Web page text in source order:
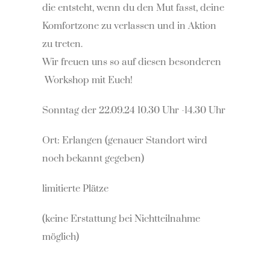
die entsteht, wenn du den Mut fasst, deine
Komfortzone zu verlassen und in Aktion
zu treten.
Wir freuen uns so auf diesen besonderen
Workshop mit Euch!
Sonntag der 22.09.24 10.30 Uhr -14.30 Uhr
Ort: Erlangen (genauer Standort wird
noch bekannt gegeben)
limitierte Plätze
(keine Erstattung bei Nichtteilnahme
möglich)